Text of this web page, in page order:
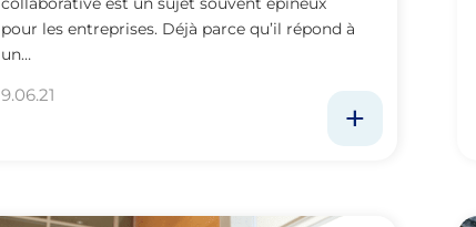
pour les entreprises. Déjà parce qu’il répond à
un…
9.06.21